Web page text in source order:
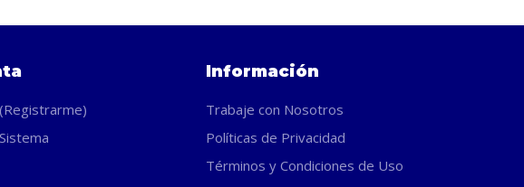
Información
Trabaje con Nosotros
Políticas de Privacidad
Términos y Condiciones de Uso